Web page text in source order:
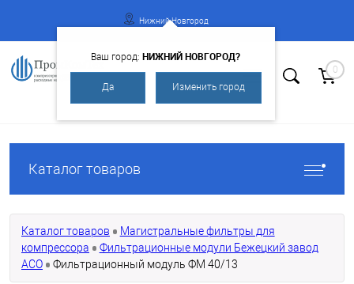
Нижний Новгород
Ваш город: НИЖНИЙ НОВГОРОД?
Да Изменить город
0
Каталог товаров
Каталог товаров
Магистральные фильтры для
компрессора
Фильтрационные модули Бежецкий завод
АСО
Фильтрационный модуль ФМ 40/13